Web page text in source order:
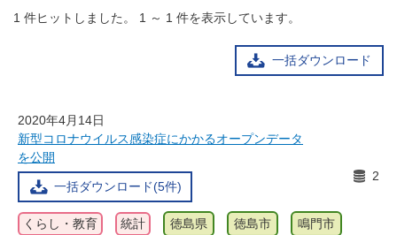
1 件ヒットしました。 1 ～ 1 件を表示しています。
一括ダウンロード
2020年4月14日
新型コロナウイルス感染症にかかるオープンデータ
を公開
一括ダウンロード(5件)
2
くらし・教育 統計 徳島県 徳島市 鳴門市